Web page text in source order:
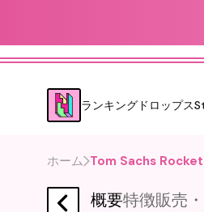
ランキングドロップス
ホーム Tom Sachs
概要特徴販売